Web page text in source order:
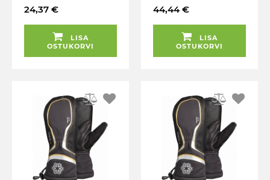
THINSULATE 40G
24,37 €
LISA
OSTUKORVI
TÖÖKINDAD TEGERA
44,44 €
LISA
OSTUKORVI